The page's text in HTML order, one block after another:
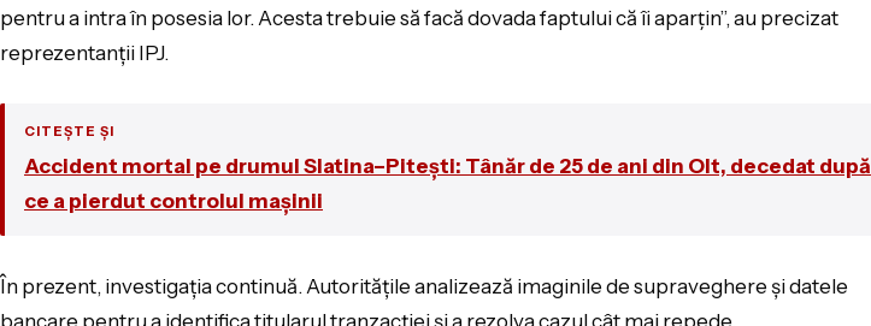
pentru a intra în posesia lor. Acesta trebuie să facă dovada faptului că îi aparţin”, au precizat
reprezentanții IPJ.
CITEȘTE ȘI
Accident mortal pe drumul Slatina–Pitești: Tânăr de 25 de ani din Olt, decedat după
ce a pierdut controlul mașinii
În prezent, investigația continuă. Autoritățile analizează imaginile de supraveghere și datele
bancare pentru a identifica titularul tranzacției și a rezolva cazul cât mai repede.